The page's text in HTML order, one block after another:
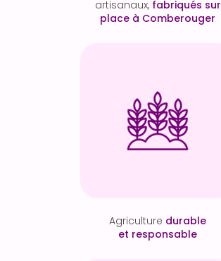
artisanaux, fabriqués sur
place à Comberouger
Agriculture durable
et responsable